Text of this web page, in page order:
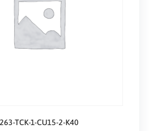
263-TCK-1-CU15-2-K40